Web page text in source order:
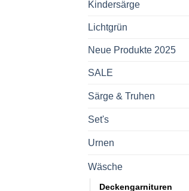
Kindersärge
Lichtgrün
Neue Produkte 2025
SALE
Särge & Truhen
Set's
Urnen
Wäsche
Deckengarnituren